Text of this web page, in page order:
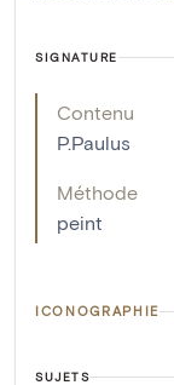
SIGNATURE
Contenu
P.Paulus
Méthode
peint
ICONOGRAPHIE
SUJETS